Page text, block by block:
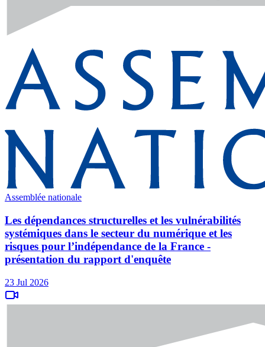
Assemblée nationale
Les dépendances structurelles et les vulnérabilités
systémiques dans le secteur du numérique et les
risques pour l’indépendance de la France -
présentation du rapport d'enquête
23 Jul 2026